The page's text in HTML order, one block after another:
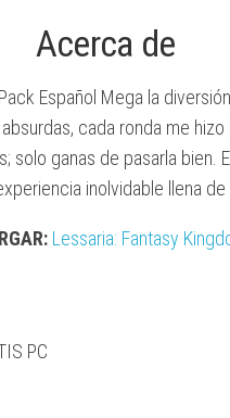
Acerca de
Español Mega la
cada ronda me
ganas de pasarla bien.
inolvidable llena de
Lessaria: Fantasy
PC